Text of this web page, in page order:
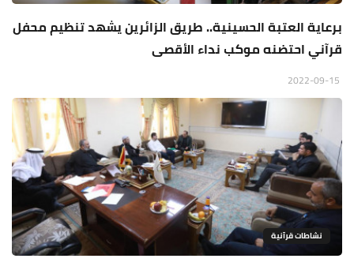
برعاية العتبة الحسينية.. طريق الزائرين يشهد تنظيم محفل
قرآني احتضنه موكب نداء الأقصى
نشاطات قرآنية